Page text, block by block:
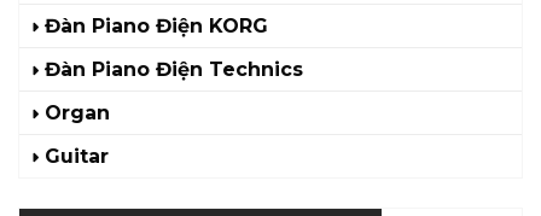
Đàn Piano Điện KORG
Đàn Piano Điện Technics
Organ
Guitar